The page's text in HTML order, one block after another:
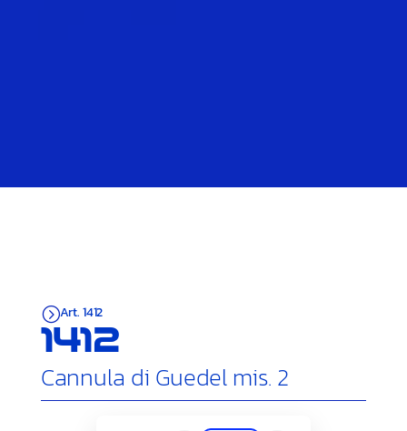
=Art. 1412
1412
Cannula di Guedel mis. 2